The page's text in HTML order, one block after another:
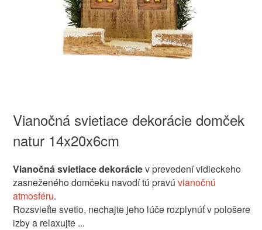
Vianočná svietiace dekorácie domček
natur 14x20x6cm
Vianočná svietiace dekoráciev prevedení vidieckeho
zasneženého domčeku navodí tú pravú vianočnú
atmosféru.
Rozsvieťte svetlo, nechajte jeho lúče rozplynúť v pološere
izby a relaxujte ...